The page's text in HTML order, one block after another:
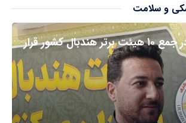
و سلامت
بیات: مرکزی در جمع ۱۰ هیئت برتر هندبال کشور قرار